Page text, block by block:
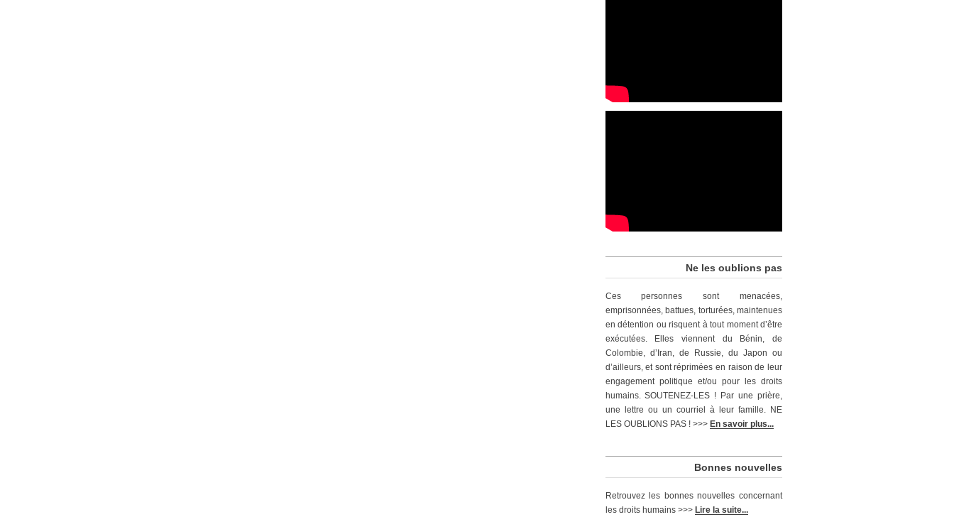
Ne les oublions pas
Ces personnes sont menacées,
emprisonnées, battues, torturées, maintenues
en détention ou risquent à tout moment d’être
exécutées. Elles viennent du Bénin, de
Colombie, d’Iran, de Russie, du Japon ou
d’ailleurs, et sont réprimées en raison de leur
engagement politique et/ou pour les droits
humains. SOUTENEZ-LES ! Par une prière,
une lettre ou un courriel à leur famille. NE
LES OUBLIONS PAS ! >>> En savoir plus...
Bonnes nouvelles
Retrouvez les bonnes nouvelles concernant
les droits humains >>> Lire la suite...